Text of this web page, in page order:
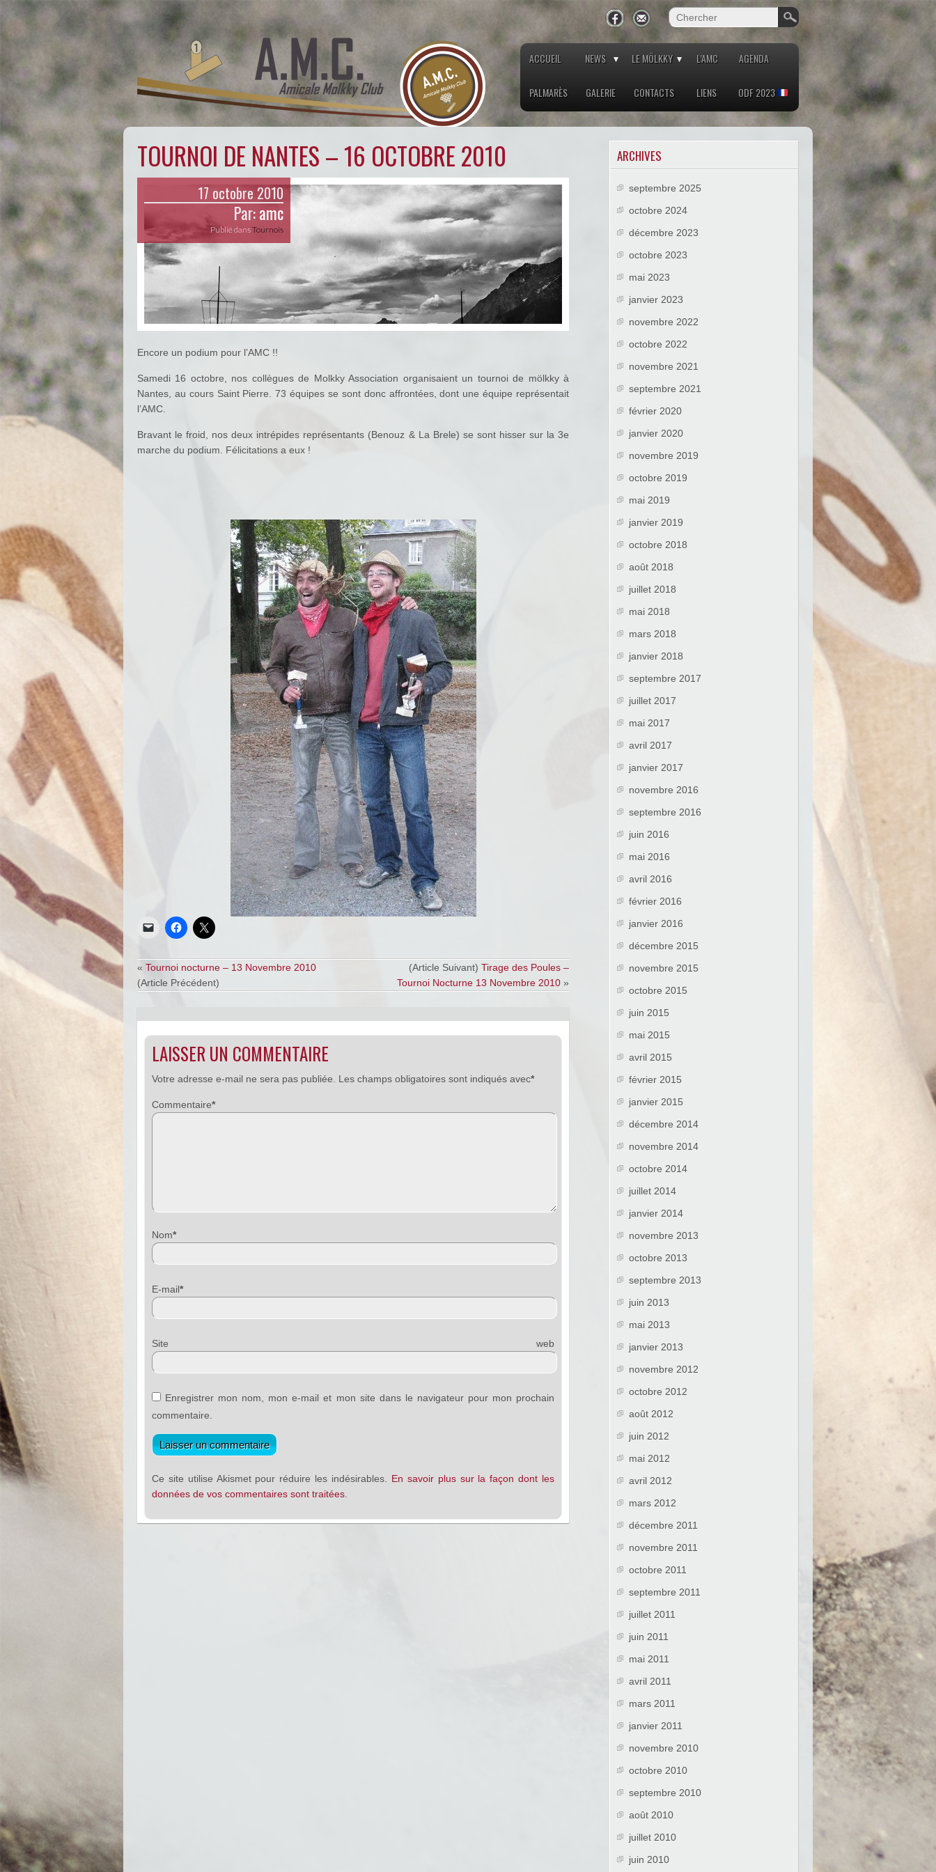
ACCUEIL NEWS LE MÖLKKY L’AMC AGENDA
PALMARÈS GALERIE CONTACTS LIENS ODF 2023
TOURNOI DE NANTES – 16 OCTOBRE 2010
17 octobre 2010
Par:amc
Publié dansTournois
Encore un podium pour l’AMC !!
Samedi 16 octobre, nos collègues de Molkky Association organisaient un tournoi de mölkky à
Nantes, au cours Saint Pierre. 73 équipes se sont donc affrontées, dont une équipe représentait
l’AMC.
Bravant le froid, nos deux intrépides représentants (Benouz & La Brele) se sont hisser sur la 3e
marche du podium. Félicitations a eux !
« Tournoi nocturne – 13 Novembre 2010
(Article Précédent)
(Article Suivant) Tirage des Poules –
Tournoi Nocturne 13 Novembre 2010 »
LAISSER UN COMMENTAIRE
Votre adresse e-mail ne sera pas publiée. Les champs obligatoires sont indiqués avec*
Commentaire*
Nom*
E-mail*
Site web
Enregistrer mon nom, mon e-mail et mon site dans le navigateur pour mon prochain
commentaire.
Ce site utilise Akismet pour réduire les indésirables. En savoir plus sur la façon dont les
données de vos commentaires sont traitées
ARCHIVES
septembre 2025
octobre 2024
décembre 2023
octobre 2023
mai 2023
janvier 2023
novembre 2022
octobre 2022
novembre 2021
septembre 2021
février 2020
janvier 2020
novembre 2019
octobre 2019
mai 2019
janvier 2019
octobre 2018
août 2018
juillet 2018
mai 2018
mars 2018
janvier 2018
septembre 2017
juillet 2017
mai 2017
avril 2017
janvier 2017
novembre 2016
septembre 2016
juin 2016
mai 2016
avril 2016
février 2016
janvier 2016
décembre 2015
novembre 2015
octobre 2015
juin 2015
mai 2015
avril 2015
février 2015
janvier 2015
décembre 2014
novembre 2014
octobre 2014
juillet 2014
janvier 2014
novembre 2013
octobre 2013
septembre 2013
juin 2013
mai 2013
janvier 2013
novembre 2012
octobre 2012
août 2012
juin 2012
mai 2012
avril 2012
mars 2012
décembre 2011
novembre 2011
octobre 2011
septembre 2011
juillet 2011
juin 2011
mai 2011
avril 2011
mars 2011
janvier 2011
novembre 2010
octobre 2010
septembre 2010
août 2010
juillet 2010
juin 2010